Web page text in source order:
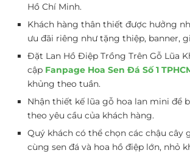
Hồ Chí Minh.
Khách hàng thân thiết được hưởng
ưu đãi riêng như tặng thiệp, banner,
Đặt Lan Hồ Điệp Trồng Trên Gỗ Lũa
cập Fanpage Hoa Sen Đá Số 1
khủng theo tuần.
Nhận thiết kế lũa gỗ hoa lan mini để
theo yêu cầu của khách hàng.
Quý khách có thể chọn các chậu cây
cùng sen đá và hoa hồ điệp lớn, nhỏ